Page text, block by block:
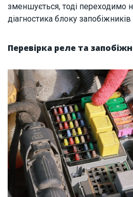
зменшується, тоді переходимо
діагностика блоку запобіжників
Перевірка реле та